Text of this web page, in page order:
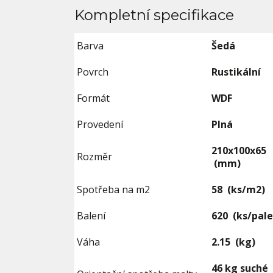
Kompletní specifikace
Barva
Šedá
Povrch
Rustikální
Formát
WDF
Provedení
Plná
Rozměr
210x100x65
(mm)
Spotřeba na m2
58 (ks/m2)
Balení
620 (ks/
Váha
2.15 (kg)
46 kg suché